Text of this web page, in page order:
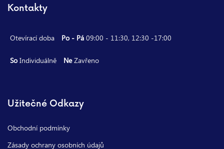
Kontakty
Otevírací doba Po - Pá 09:00 - 11:30, 12:30 -17:00
So Individuálně NeZavřeno
Užitečné Odkazy
Obchodní podmínky
Zásady ochrany osobních údajů